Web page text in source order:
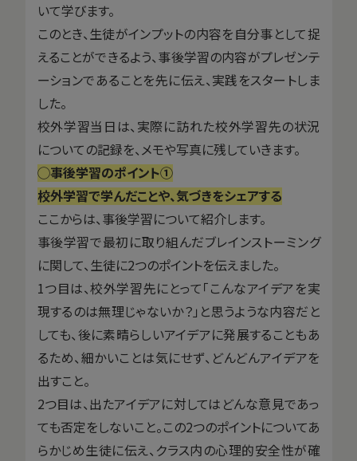
いて学びます。
このとき、生徒がインプットの内容を自分事として捉
えることができるよう、事後学習の内容がプレゼンテ
ーションであることを先に伝え、実践をスタートしま
した。
校外学習当日は、実際に訪れた校外学習先の状況
についての記録を、メモや写真に残していきます。
◯事後学習のポイント①
校外学習で学んだことや、気づきをシェアする
ここからは、事後学習について紹介します。
事後学習で最初に取り組んだブレインストーミング
に関して、生徒に2つのポイントを伝えました。
1つ目は、校外学習先にとって「こんなアイデアを実
現するのは無理じゃないか？」と思うような内容だと
しても、後に素晴らしいアイデアに発展することもあ
るため、細かいことは気にせず、どんどんアイデアを
出すこと。
2つ目は、出たアイデアに対してはどんな意見であっ
ても否定をしないこと。この2つのポイントについてあ
らかじめ生徒に伝え、クラス内の心理的安全性が確